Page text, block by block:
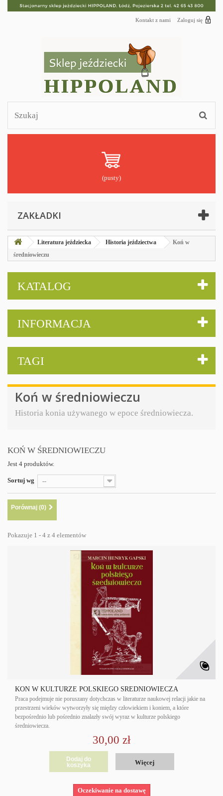
Zaloguj się
Kontakt z nami
(pusty)
ZAKŁADKI
Literatura jeździecka Historia jeździectwa
Koń w
średniowieczu
KATALOG
INFORMACJA
TAGI
Koń w średniowieczu
Historia konia używanego w epoce średniowiecza.
KOŃ W ŚREDNIOWIECZU
Jest 4 produktów.
Sortuj wg --
Porównaj (0)
Pokazuje 1 - 4 z 4 elementów
KOŃ W KULTURZE POLSKIEGO ŚREDNIOWIECZA
Praca podejmuje nie poruszany dotychczas w literaturze naukowej relacji jakie na
przestrzeni wieków wytworzyły się między człowiekiem i koniem, a które
bezpośrednio lub pośrednio znalazły swój wyraz w kulturze polskiego
średniowiecza.
30,00 zł
Dodaj do
koszyka
Więcej
Oczekiwanie na dostawę